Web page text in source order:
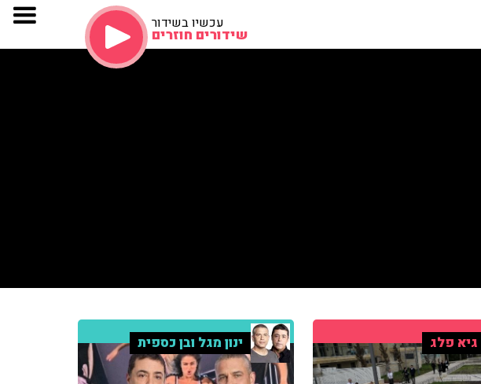
עכשיו בשידור
שידורים חוזרים
גיא פלג ינון מגל ובן כספית